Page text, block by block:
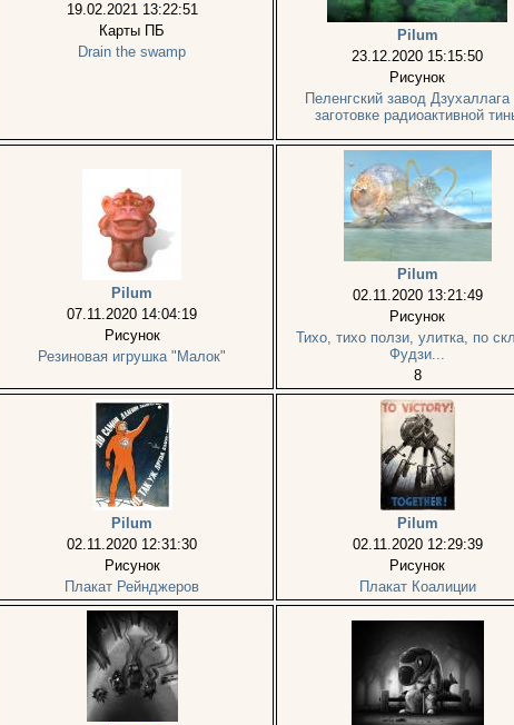
19.02.2021 13:22:51
Карты ПБ
Drain the swamp
Pilum
23.12.2020 15:15:50
Рисунок
Пеленгский завод Дзухаллага
заготовке радиоактивной
Pilum
07.11.2020 14:04:19
Рисунок
Резиновая игрушка "Малок"
Pilum
02.11.2020 13:21:49
Рисунок
Тихо, тихо ползи, улитка, по
Фудзи...
8
Pilum
02.11.2020 12:31:30
Рисунок
Плакат Рейнджеров
Pilum
02.11.2020 12:29:39
Рисунок
Плакат Коалиции